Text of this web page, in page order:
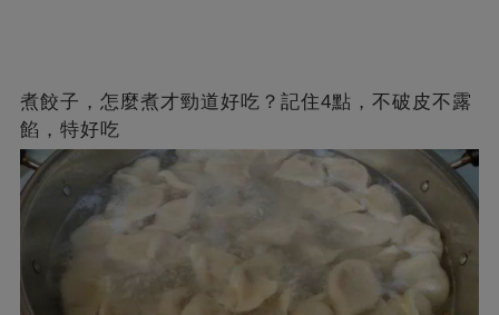
煮餃子，怎麼煮才勁道好吃？記住4點，不破皮不露
餡，特好吃